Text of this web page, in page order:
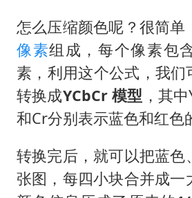
怎么压缩颜色呢？很简单
像素组成，每个像素包
素，利用这个公式，我们
转换成YCbCr 模型 ，其
和Cr分别表示蓝色和红色
转换完后，就可以把蓝色
张图，每四小块合并成一